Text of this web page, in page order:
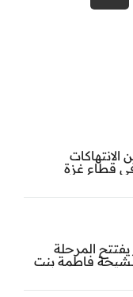
الانتهاكات
في قطاع غزة
المرحلة
فاطمة بنت